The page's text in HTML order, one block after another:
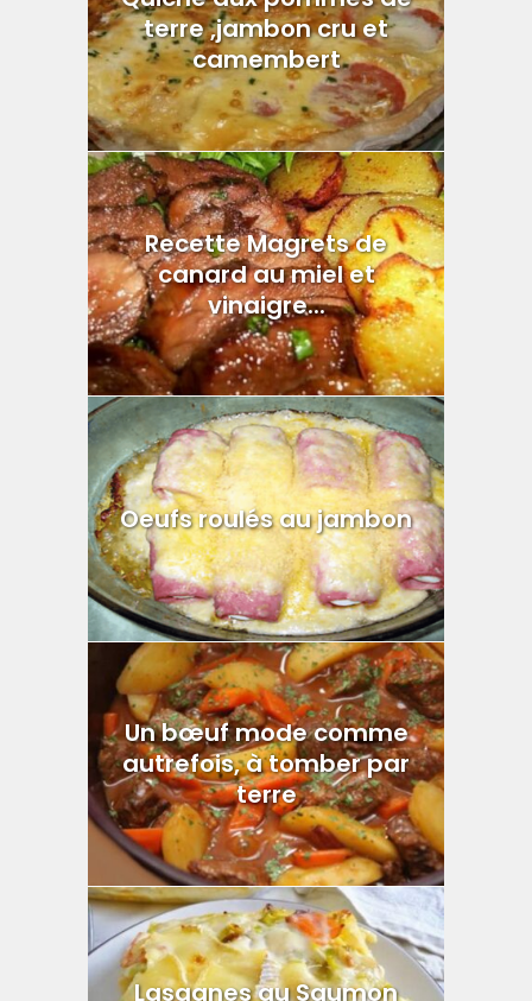
terre ,jambon cru et
camembert
Recette Magrets de
canard au miel et
vinaigre...
Oeufs roulés au jambon
Un bœuf mode comme
autrefois, à tomber par
terre
Lasagnes au Saumon